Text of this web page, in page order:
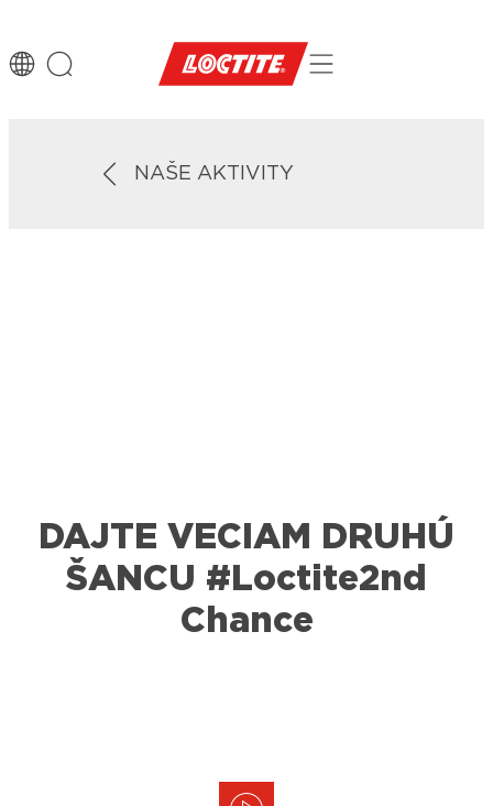
NAŠE AKTIVITY
DAJTE VECIAM DRUHÚ
ŠANCU #Loctite2nd
Chance